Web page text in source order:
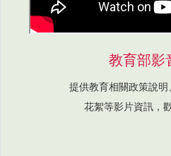
教育部影
提供教育相關政策說
花絮等影片資訊，